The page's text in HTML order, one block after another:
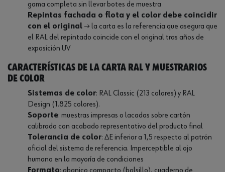
gama completa sin llevar botes de muestra
Repintas fachada o flota y el color debe coincidir
con el original → la carta es la referencia que asegura que
el RAL del repintado coincide con el original tras años de
exposición UV
Características de la carta RAL y muestrarios
de color
Sistemas de color: RAL Classic (213 colores) y RAL
Design (1.825 colores).
Soporte: muestras impresas o lacadas sobre cartón
calibrado con acabado representativo del producto final
Tolerancia de color: ΔE inferior a 1,5 respecto al patrón
oficial del sistema de referencia. Imperceptible al ojo
humano en la mayoría de condiciones